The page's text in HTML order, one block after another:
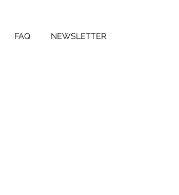
FAQ NEWSLETTER